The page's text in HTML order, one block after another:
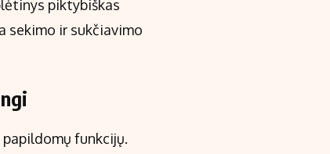
piktybiškas
sekimo ir sukčiavimo
funkcijų.